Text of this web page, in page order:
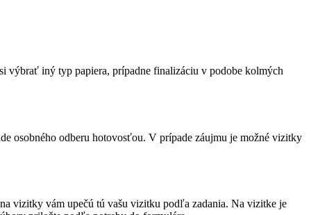
výbrať iný typ papiera, prípadne finalizáciu v podobe kolmých
osobného odberu hotovosťou. V prípade záujmu je možné vizitky
vizitky vám upečú tú vašu vizitku podľa zadania. Na vizitke je